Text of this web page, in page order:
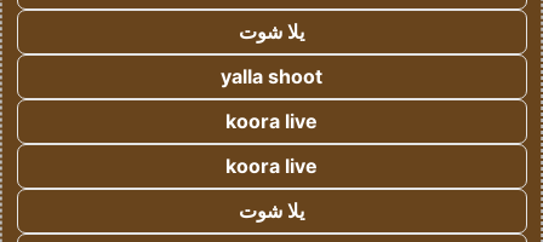
يلا شوت
yalla shoot
koora live
koora live
يلا شوت